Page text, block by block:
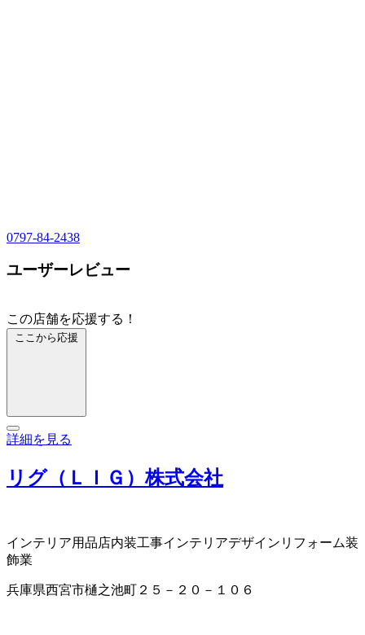
0797-84-2438
ユーザーレビュー
この店舗を応援する！
ここから応援
詳細を見る
リグ（ＬＩＧ）株式会社
インテリア用品店内装工事インテリアデザイン リフォーム装
飾業
兵庫県西宮市樋之池町２５－２０－１０６